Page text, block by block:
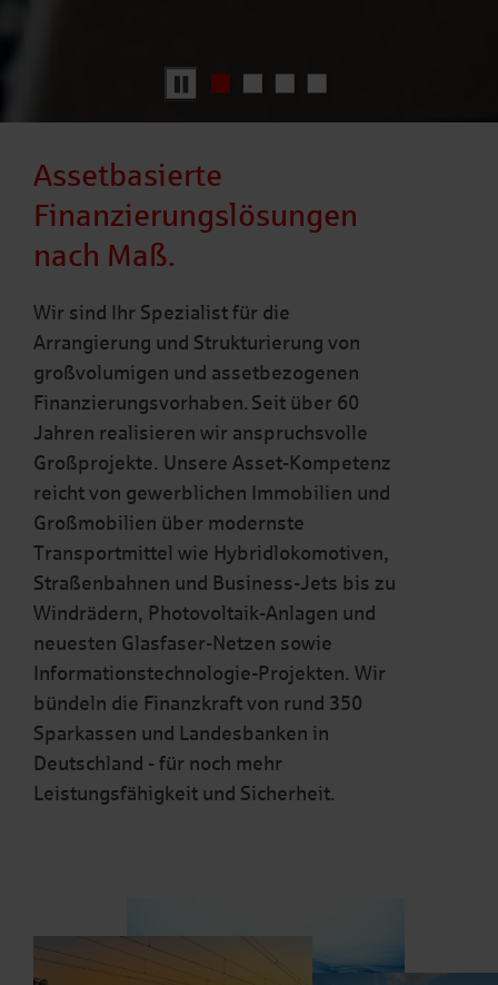
Assetbasierte
Finanzierungslösungen
nach Maß.
Wir sind Ihr Spezialist für die
Arrangierung und Strukturierung von
großvolumigen und assetbezogenen
Finanzierungsvorhaben. Seit über 60
Jahren realisieren wir anspruchsvolle
Großprojekte. Unsere Asset-Kompetenz
reicht von gewerblichen Immobilien und
Großmobilien über modernste
Transportmittel wie Hybridlokomotiven,
Straßenbahnen und Business-Jets bis zu
Windrädern, Photovoltaik-Anlagen und
neuesten Glasfaser-Netzen sowie
Informationstechnologie-Projekten. Wir
bündeln die Finanzkraft von rund 350
Sparkassen und Landesbanken in
Deutschland - für noch mehr
Leistungsfähigkeit und Sicherheit.